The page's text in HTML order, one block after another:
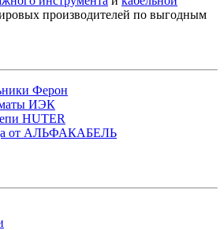
производителей по выгодным
Ферон
ИЭК
HUTER
от АЛЬФАКАБЕЛЬ